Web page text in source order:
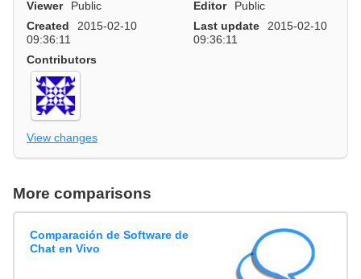
Viewer
Public Editor
Public
Created
2015-02-10
09:36:11
Last update
2015-02-10
09:36:11
Contributors
View changes
More comparisons
Comparación de Software de
Chat en Vivo